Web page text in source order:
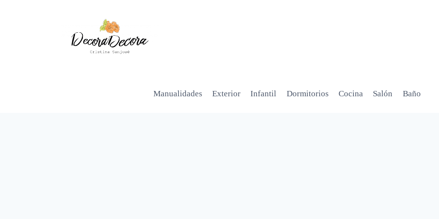
Manualidades Exterior Infantil Dormitorios Cocina Salón Baño